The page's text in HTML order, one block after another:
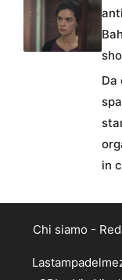
Da
in
Chi siamo -